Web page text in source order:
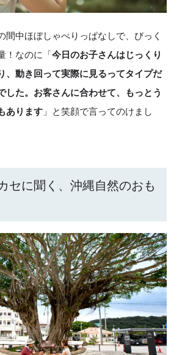
間中ほぼしゃべりっぱなしで、びっく
！なのに「今日のお子さんはじっくり
、動き回って実際に見るってタイプだ
した。お客さんに合わせて、もっとう
あります 」と笑顔で言ってのけまし
セに聞く、沖縄自然のおも